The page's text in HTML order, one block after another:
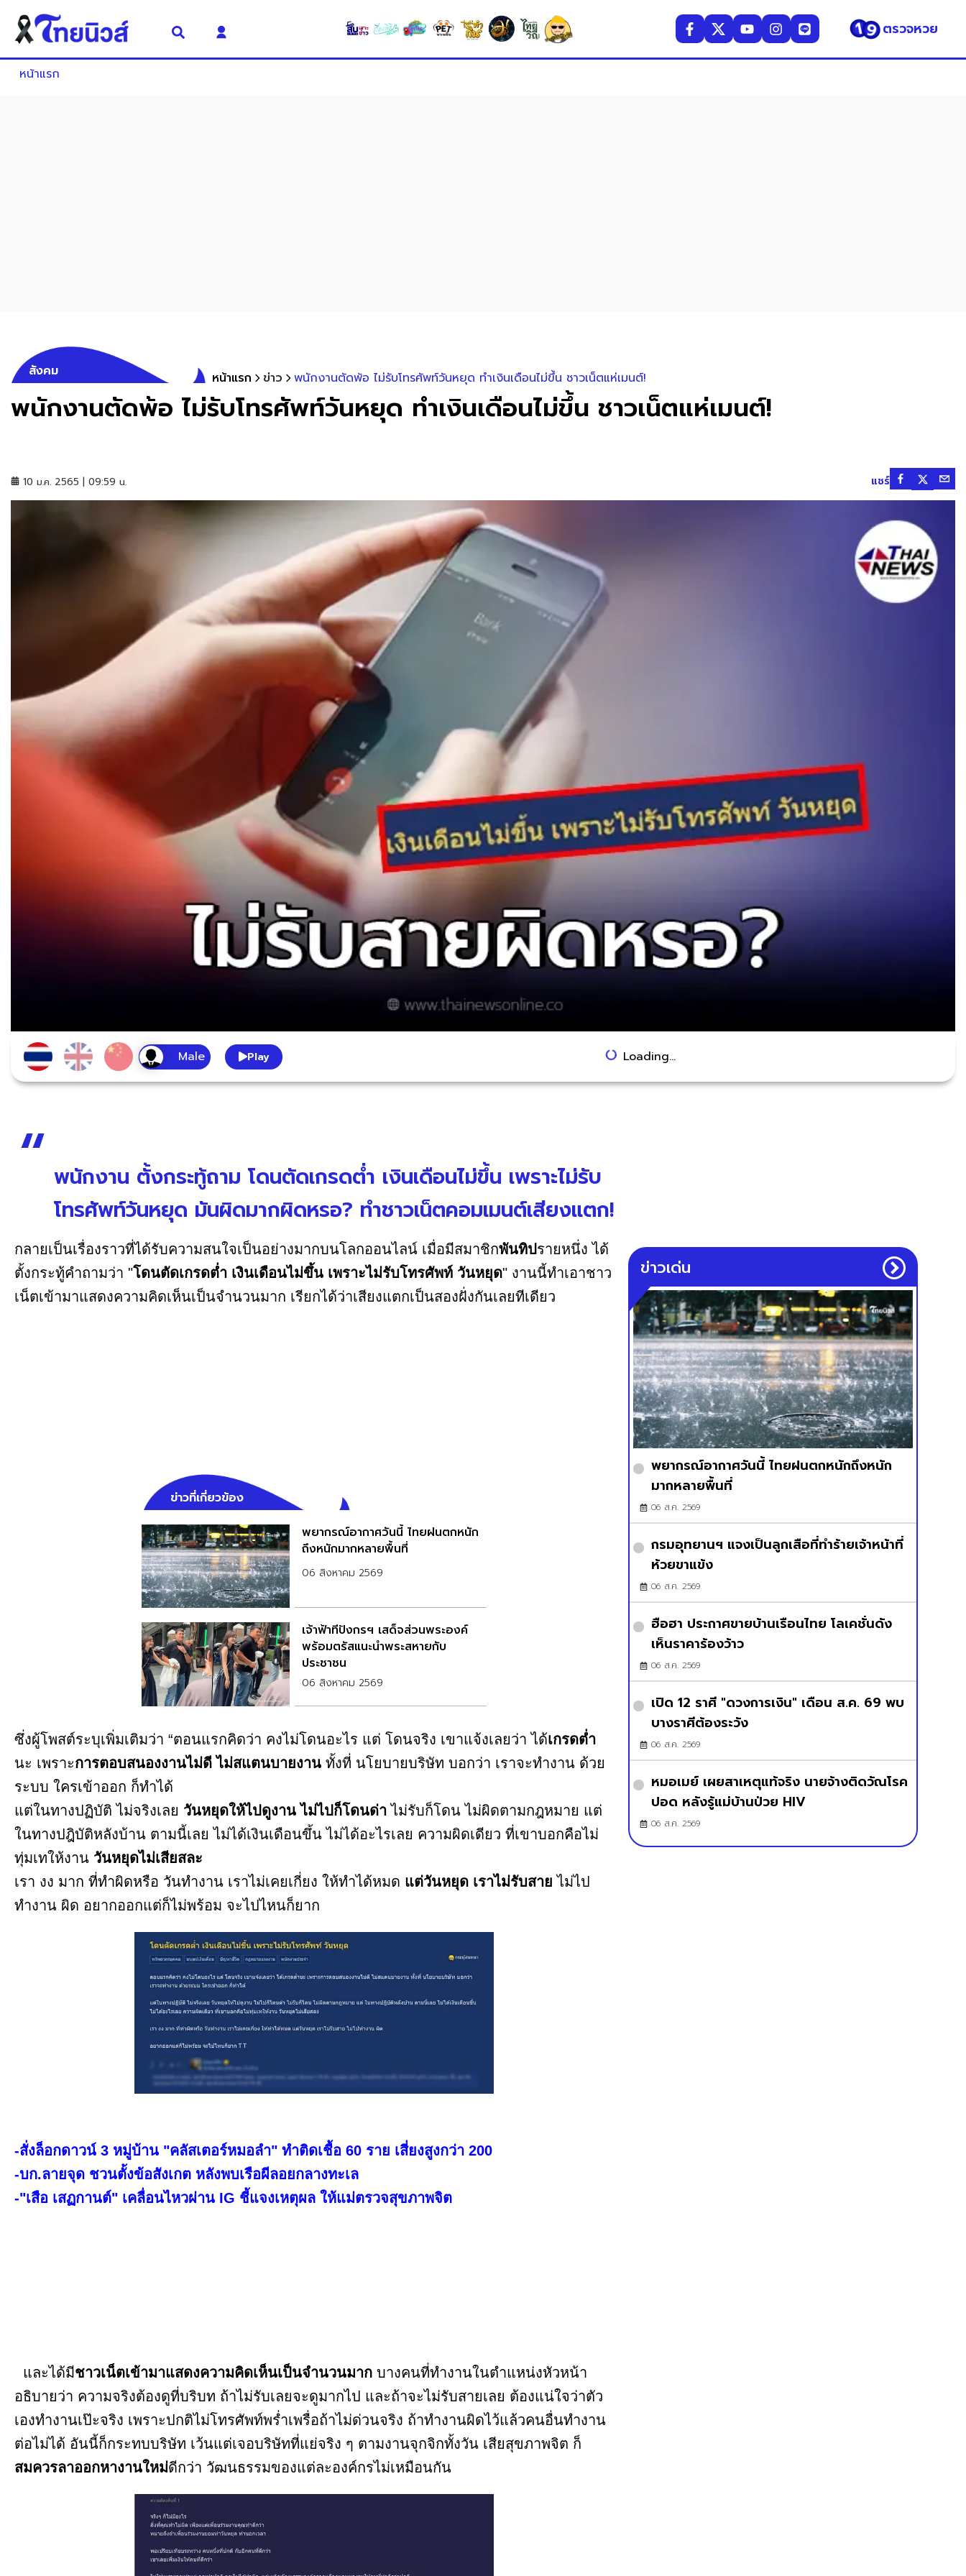
ตรวจหวย
หน้าแรก
สังคม หน้าแรก ข่าว พนักงานตัดพ้อ ไม่รับโทรศัพท์วันหยุด ทำเงินเดือนไม่ขึ้น ชาวเน็ตแห่เมนต์!
พนักงานตัดพ้อ ไม่รับโทรศัพท์วันหยุด ทำเงินเดือนไม่ขึ้น ชาวเน็ตแห่เมนต์!
10 ม.ค. 2565 | 09:59 น. แชร์
Play Loading...
พนักงาน ตั้งกระทู้ถาม โดนตัดเกรดต่ำ เงินเดือนไม่ขึ้น เพราะไม่รับ
โทรศัพท์วันหยุด มันผิดมากผิดหรอ? ทำชาวเน็ตคอมเมนต์เสียงแตก!
กลายเป็นเรื่องราวที่ได้รับความสนใจเป็นอย่างมากบนโลกออนไลน์ เมื่อมีสมาชิกพันทิปรายหนึ่ง ได้
ตั้งกระทู้คำถามว่า "โดนตัดเกรดต่ำ เงินเดือนไม่ขึ้น เพราะไม่รับโทรศัพท์ วันหยุด" งานนี้ทำเอาชาว
เน็ตเข้ามาแสดงความคิดเห็นเป็นจำนวนมาก เรียกได้ว่าเสียงแตกเป็นสองฝั่งกันเลยทีเดียว
ข่าวที่เกี่ยวข้อง
พยากรณ์อากาศวันนี้ ไทยฝนตกหนัก
ถึงหนักมากหลายพื้นที่
06 สิงหาคม 2569
เจ้าฟ้าทีปังกรฯ เสด็จส่วนพระองค์
พร้อมตรัสแนะนำพระสหายกับ
ประชาชน
06 สิงหาคม 2569
ซึ่งผู้โพสต์ระบุเพิ่มเติมว่า “ตอนแรกคิดว่า คงไม่โดนอะไร แต่ โดนจริง เขาแจ้งเลยว่า ได้เกรดต่ำ
นะ เพราะการตอบสนองงานไม่ดี ไม่สแตนบายงาน ทั้งที่ นโยบายบริษัท บอกว่า เราจะทำงาน ด้วย
ระบบ ใครเข้าออก ก็ทำได้
แต่ในทางปฏิบัติ ไม่จริงเลย วันหยุดให้ไปดูงาน ไม่ไปก็โดนด่าไม่รับก็โดน ไม่ผิดตามกฎหมาย แต่
ในทางปฎิบัติหลังบ้าน ตามนี้เลย ไม่ได้เงินเดือนขึ้น ไม่ได้อะไรเลย ความผิดเดียว ที่เขาบอกคือไม่
ทุ่มเทให้งาน วันหยุดไม่เสียสละ
เรา งง มาก ที่ทำผิดหรือ วันทำงาน เราไม่เคยเกี่ยง ให้ทำได้หมด แต่วันหยุด เราไม่รับสาย ไม่ไป
ทำงาน ผิด อยากออกแต่ก็ไม่พร้อม จะไปไหนก็ยาก
-สั่งล็อกดาวน์ 3 หมู่บ้าน "คลัสเตอร์หมอลำ" ทำติดเชื้อ 60 ราย เสี่ยงสูงกว่า 200
-บก.ลายจุด ชวนตั้งข้อสังเกต หลังพบเรือผีลอยกลางทะเล
-"เสือ เสฏกานต์" เคลื่อนไหวผ่าน IG ชี้แจงเหตุผล ให้แม่ตรวจสุขภาพจิต
และได้มีชาวเน็ตเข้ามาแสดงความคิดเห็นเป็นจำนวนมาก บางคนที่ทำงานในตำแหน่งหัวหน้า
อธิบายว่า ความจริงต้องดูที่บริบท ถ้าไม่รับเลยจะดูมากไป และถ้าจะไม่รับสายเลย ต้องแน่ใจว่าตัว
เองทำงานเป๊ะจริง เพราะปกติไม่โทรศัพท์พร่ำเพรื่อถ้าไม่ด่วนจริง ถ้าทำงานผิดไว้แล้วคนอื่นทำงาน
ต่อไม่ได้ อันนี้ก็กระทบบริษัท เว้นแต่เจอบริษัทที่แย่จริง ๆ ตามงานจุกจิกทั้งวัน เสียสุขภาพจิต ก็
สมควรลาออกหางานใหม่ดีกว่า วัฒนธรรมของแต่ละองค์กรไม่เหมือนกัน
ข่าวเด่น
พยากรณ์อากาศวันนี้ ไทยฝนตกหนักถึงหนัก
มากหลายพื้นที่
06 ส.ค. 2569
กรมอุทยานฯ แจงเป็นลูกเสือที่ทำร้ายเจ้าหน้าที่
ห้วยขาแข้ง
06 ส.ค. 2569
ฮือฮา ประกาศขายบ้านเรือนไทย โลเคชั่นดัง
เห็นราคาร้องว้าว
06 ส.ค. 2569
เปิด 12 ราศี "ดวงการเงิน" เดือน ส.ค. 69 พบ
บางราศีต้องระวัง
06 ส.ค. 2569
หมอเมย์ เผยสาเหตุแท้จริง นายจ้างติดวัณโรค
ปอด หลังรู้แม่บ้านป่วย HIV
06 ส.ค. 2569